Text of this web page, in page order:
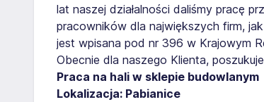
lat naszej działalności daliśmy pracę
pracowników dla największych firm,
jest wpisana pod nr 396 w Krajowym
Obecnie dla naszego Klienta,
Praca na hali w sklepie budowlanym
Lokalizacja: Pabianice